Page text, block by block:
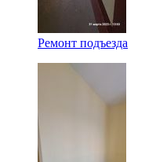
Ремонт подъезда